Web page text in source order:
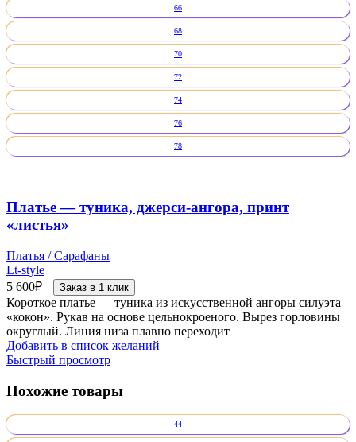
66
68
70
72
74
76
78
Платье — туника, джерси-ангора, принт
«листья»
Платья / Сарафаны
Lt-style
5 600₽ Заказ в 1 клик
Короткое платье — туника из искусственной ангоры силуэта
«кокон». Рукав на основе цельнокроеного. Вырез горловины
округлый. Линия низа плавно переходит
Добавить в список желаний
Быстрый просмотр
Похожие товары
44